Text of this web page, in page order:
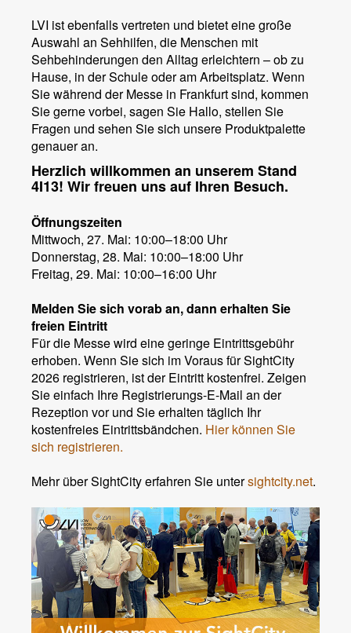
LVI ist ebenfalls vertreten und bietet eine große
Auswahl an Sehhilfen, die Menschen mit
Sehbehinderungen den Alltag erleichtern – ob zu
Hause, in der Schule oder am Arbeitsplatz. Wenn
Sie während der Messe in Frankfurt sind, kommen
Sie gerne vorbei, sagen Sie Hallo, stellen Sie
Fragen und sehen Sie sich unsere Produktpalette
genauer an.
Herzlich willkommen an unserem Stand
4I13! Wir freuen uns auf Ihren Besuch.
Öffnungszeiten
Mittwoch, 27. Mai: 10:00–18:00 Uhr
Donnerstag, 28. Mai: 10:00–18:00 Uhr
Freitag, 29. Mai: 10:00–16:00 Uhr
Melden Sie sich vorab an, dann erhalten Sie
freien Eintritt
Für die Messe wird eine geringe Eintrittsgebühr
erhoben. Wenn Sie sich im Voraus für SightCity
2026 registrieren, ist der Eintritt kostenfrei. Zeigen
Sie einfach Ihre Registrierungs-E-Mail an der
Rezeption vor und Sie erhalten täglich Ihr
kostenfreies Eintrittsbändchen. Hier können Sie
sich registrieren.
Mehr über SightCity erfahren Sie untersightcity.net.